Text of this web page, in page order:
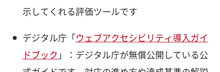
示してくれる評価ツールです
デジタル庁「 ウェブアクセシビリティ導入ガイ
ドブック 」：デジタル庁が無償公開している公